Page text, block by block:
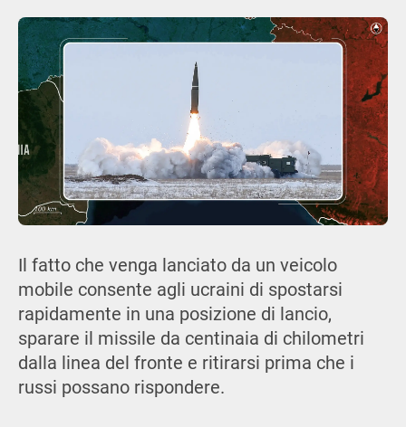
Il fatto che venga lanciato da un veicolo
mobile consente agli ucraini di spostarsi
rapidamente in una posizione di lancio,
sparare il missile da centinaia di chilometri
dalla linea del fronte e ritirarsi prima che i
russi possano rispondere.